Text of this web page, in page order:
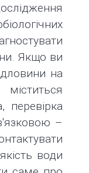
Якщо ви
на
перевірка
–
води